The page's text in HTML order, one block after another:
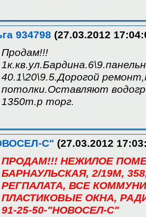
934798 (27.03.2012
Продам!!!
40.1\20\9.5.Дорогой
потолки.Оставляют
1350т.р торг.
С" (27.03.2012
ПРОДАМ!!! НЕЖИЛОЕ
БАРНАУЛЬСКАЯ, 2/19М,
РЕГПАЛАТА, ВСЕ
ПЛАСТИКОВЫЕ ОКНА,
91-25-50-"НОВОСЕЛ-С"